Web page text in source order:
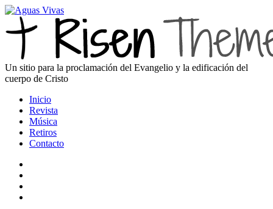
Un sitio para la proclamación del Evangelio y la edificación del
cuerpo de Cristo
Inicio
Revista
Música
Retiros
Contacto